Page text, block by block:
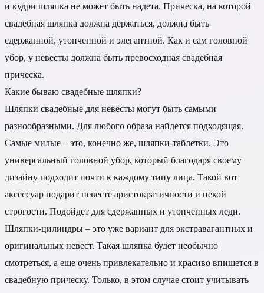
и кудри шляпка не может быть надета. Прическа, на которой
свадебная шляпка должна держаться, должна быть
сдержанной, утонченной и элегантной. Как и сам головной
убор, у невесты должна быть превосходная свадебная
прическа.
Какие бываю свадебные шляпки?
Шляпки свадебные для невесты могут быть самыми
разнообразными. Для любого образа найдется подходящая.
Самые милые – это, конечно же, шляпки-таблетки. Это
универсальный головной убор, который благодаря своему
дизайну подходит почти к каждому типу лица. Такой вот
аксессуар подарит невесте аристократичности и некой
строгости. Подойдет для сдержанных и утонченных леди.
Шляпки-цилиндры – это уже вариант для экстравагантных и
оригинальных невест. Такая шляпка будет необычно
смотреться, а еще очень привлекательно и красиво впишется в
свадебную прическу. Только, в этом случае стоит учитывать